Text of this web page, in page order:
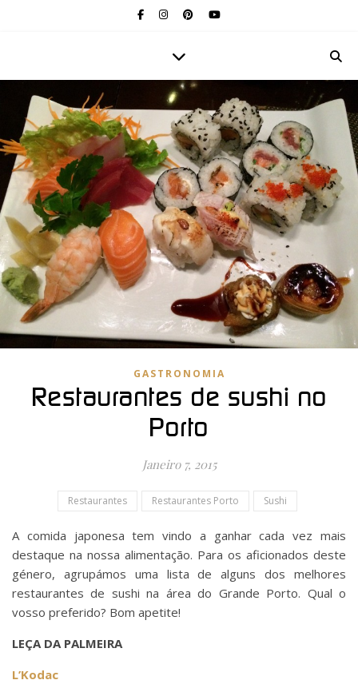
GASTRONOMIA
Restaurantes de sushi no
Porto
Janeiro 7, 2015
Restaurantes Restaurantes Porto Sushi
A comida japonesa tem vindo a ganhar cada vez mais
destaque na nossa alimentação. Para os aficionados deste
género, agrupámos uma lista de alguns dos melhores
restaurantes de sushi na área do Grande Porto. Qual o
vosso preferido? Bom apetite!
LEÇA DA PALMEIRA
L’Kodac